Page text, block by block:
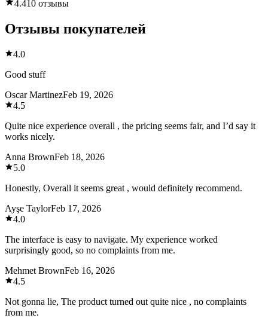
4.410 отзывы
Отзывы покупателей
4.0
Good stuff
Oscar MartinezFeb 19, 2026
4.5
Quite nice experience overall , the pricing seems fair, and I’d say it
works nicely.
Anna BrownFeb 18, 2026
5.0
Honestly, Overall it seems great , would definitely recommend.
Ayşe TaylorFeb 17, 2026
4.0
The interface is easy to navigate. My experience worked
surprisingly good, so no complaints from me.
Mehmet BrownFeb 16, 2026
4.5
Not gonna lie, The product turned out quite nice , no complaints
from me.